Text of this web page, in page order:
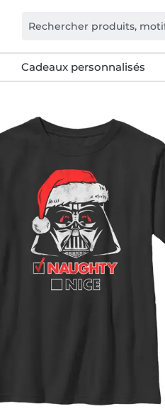
Cadeaux personnalisés